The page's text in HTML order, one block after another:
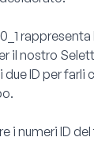
rappresenta
il nostro
ID per farli
i numeri ID